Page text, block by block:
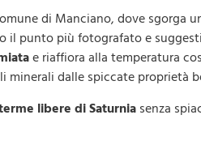
di Manciano, dove sgorga
il punto più fotografato e
e riaffiora alla temperatura
dalle spiccate proprietà
libere diSaturnia senza